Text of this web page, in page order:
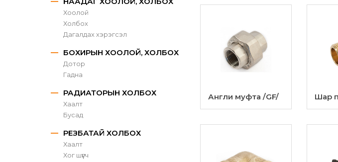
Хоолой
Холбох
Дагалдах хэрэгсэл
БОХИРЫН ХООЛОЙ, ХОЛБОХ
Дотор
Гадна
РАДИАТОРЫН ХОЛБОХ
Хаалт
Бусад
РЕЗБАТАЙ ХОЛБОХ
Хаалт
Хог шүүгч
Англи муфта /GF/ Шар